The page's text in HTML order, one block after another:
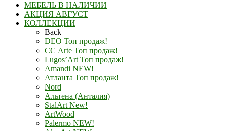
МЕБЕЛЬ В НАЛИЧИИ
АКЦИЯ АВГУСТ
КОЛЛЕКЦИИ
Back
DEO Топ продаж!
СС Arte Топ продаж!
Lugos’Art Топ продаж!
Amandi NEW!
Атланта Топ продаж!
Nord
Альтена (Анталия)
StalArt New!
ArtWood
Palermo NEW!